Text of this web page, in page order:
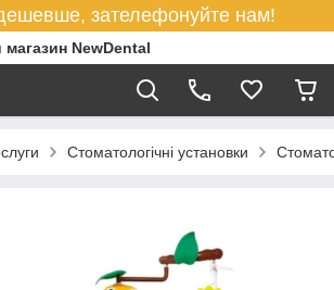
зателефонуйте нам!
магазин NewDental
Стоматологічні установки